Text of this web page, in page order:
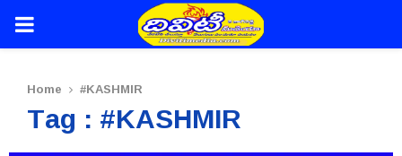
PRIMARY
Home #KASHMIR
Tag : #KASHMIR